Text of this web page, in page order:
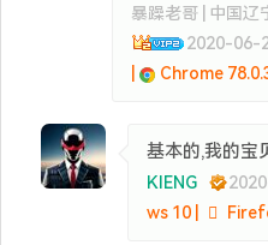
暴躁老哥 | 中国辽
2020-06-
Chrome
基本的,我的宝
KIENG
ws 10 |